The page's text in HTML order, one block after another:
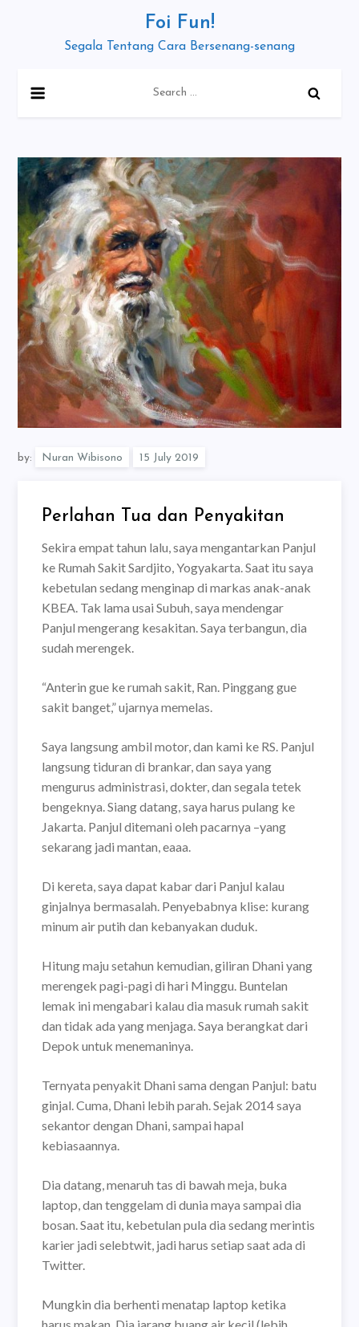
Foi Fun!
Segala Tentang Cara Bersenang-senang
for:
by: Nuran Wibisono
Perlahan Tua dan Penyakitan
Sekira empat tahun lalu, saya mengantarkan Panjul
ke Rumah Sakit Sardjito, Yogyakarta. Saat itu saya
kebetulan sedang menginap di markas anak-anak
KBEA. Tak lama usai Subuh, saya mendengar
Panjul mengerang kesakitan. Saya terbangun, dia
sudah merengek.
“Anterin gue ke rumah sakit, Ran. Pinggang gue
sakit banget,” ujarnya memelas.
Saya langsung ambil motor, dan kami ke RS. Panjul
langsung tiduran di brankar, dan saya yang
mengurus administrasi, dokter, dan segala tetek
bengeknya. Siang datang, saya harus pulang ke
Jakarta. Panjul ditemani oleh pacarnya –yang
sekarang jadi mantan, eaaa.
Di kereta, saya dapat kabar dari Panjul kalau
ginjalnya bermasalah. Penyebabnya klise: kurang
minum air putih dan kebanyakan duduk.
Hitung maju setahun kemudian, giliran Dhani yang
merengek pagi-pagi di hari Minggu. Buntelan
lemak ini mengabari kalau dia masuk rumah sakit
dan tidak ada yang menjaga. Saya berangkat dari
Depok untuk menemaninya.
Ternyata penyakit Dhani sama dengan Panjul: batu
ginjal. Cuma, Dhani lebih parah. Sejak 2014 saya
sekantor dengan Dhani, sampai hapal
kebiasaannya.
Dia datang, menaruh tas di bawah meja, buka
laptop, dan tenggelam di dunia maya sampai dia
bosan. Saat itu, kebetulan pula dia sedang merintis
karier jadi selebtwit, jadi harus setiap saat ada di
Twitter.
Mungkin dia berhenti menatap laptop ketika
harus makan. Dia jarang buang air kecil (lebih